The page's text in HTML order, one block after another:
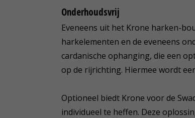
Onderhoudsvrij
Eveneens uit het Krone harken-
harkelementen en de eveneens
cardanische ophanging, die een
op de rijrichting. Hiermee wordt
Optioneel biedt Krone voor de
individueel te heffen. Deze